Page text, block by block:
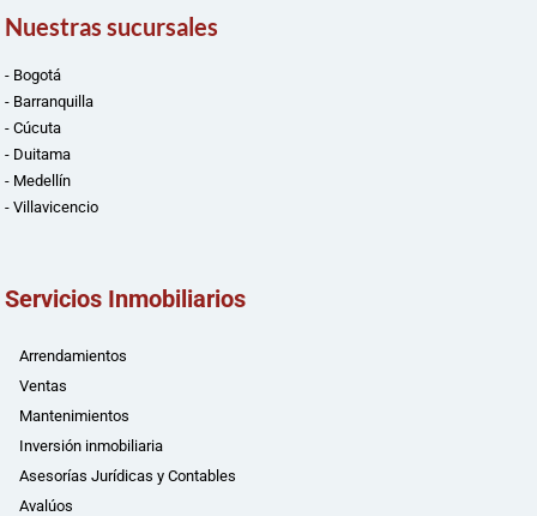
Nuestras sucursales
- Bogotá
- Barranquilla
- Cúcuta
- Duitama
- Medellín
- Villavicencio
Servicios Inmobiliarios
Arrendamientos
Ventas
Mantenimientos
Inversión inmobiliaria
Asesorías Jurídicas y Contables
Avalúos